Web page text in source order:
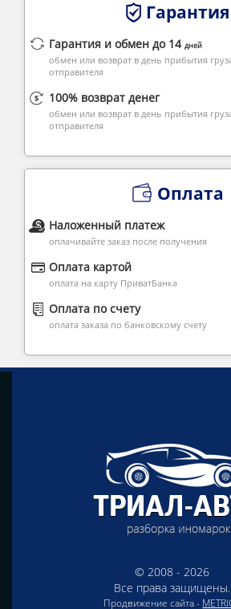
Гарантия
Гарантия и обмен до 14 дней
обмен или возврат в день прибытия
отправителя
100% возврат денег
обмен или возврат в день прибытия
отправителя
Оплата
Наложенный платеж
оплачивайте заказ после получения
Оплата картой
оплата на карту ПриватБанка
Оплата по счету
оплата заказа по банковскому счету
© 2008 - 2026
Все права защищены.
Продвижение сайта -